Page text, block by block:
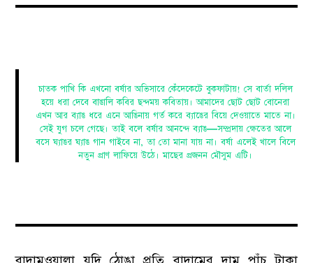
চাতক পাখি কি এখনো বর্ষার অভিসারে কেঁদেকেটে বুকফাটায়! সে বার্তা দলিল
হয়ে ধরা দেবে বাঙালি কবির ছন্দময় কবিতায়। আমাদের ছোট ছোট বোনেরা
এখন আর ব্যাঙ ধরে এনে আঙিনায় গর্ত করে ব্যাঙের বিয়ে দেওয়াতে মাতে না।
সেই যুগ চলে গেছে। তাই বলে বর্ষার আনন্দে ব্যাঙ—সম্প্রদায় ক্ষেতের আলে
বসে ঘ্যাঙর ঘ্যাঙ গান গাইবে না, তা তো মানা যায় না। বর্ষা এলেই খালে বিলে
নতুন প্রাণ লাফিয়ে উঠে। মাছের প্রজনন মৌসুম এটি।